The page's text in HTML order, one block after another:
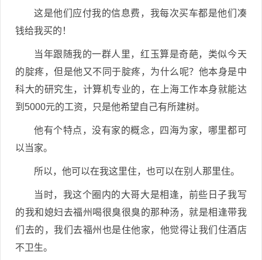
这是他们应付我的信息费，我每次买车都是他们凑
钱给我买的！
当年跟随我的一群人里，红玉算是奇葩，类似今天
的腚疼，但是他又不同于腚疼，为什么呢？他本身是中
科大的研究生，计算机专业的，在上海工作本身就能达
到5000元的工资，只是他希望自己有所建树。
他有个特点，没有家的概念，四海为家，哪里都可
以当家。
所以，他可以在我这里住，也可以在别人那里住。
当时，我这个圈内的大哥大是相逢，前些日子我写
的我和媳妇去福州喝很臭很臭的那种汤，就是相逢带我
们去的，我们去福州也是住他家，他觉得让我们住酒店
不卫生。